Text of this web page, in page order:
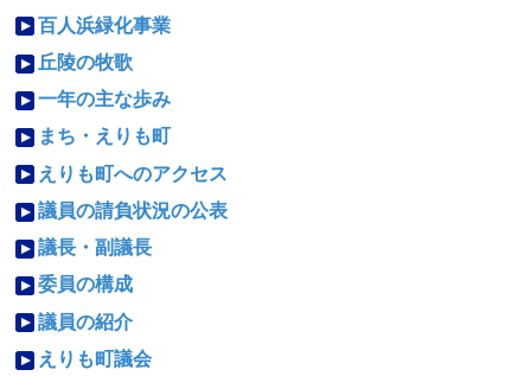
百人浜緑化事業
丘陵の牧歌
一年の主な歩み
まち・えりも町
えりも町へのアクセス
議員の請負状況の公表
議長・副議長
委員の構成
議員の紹介
えりも町議会